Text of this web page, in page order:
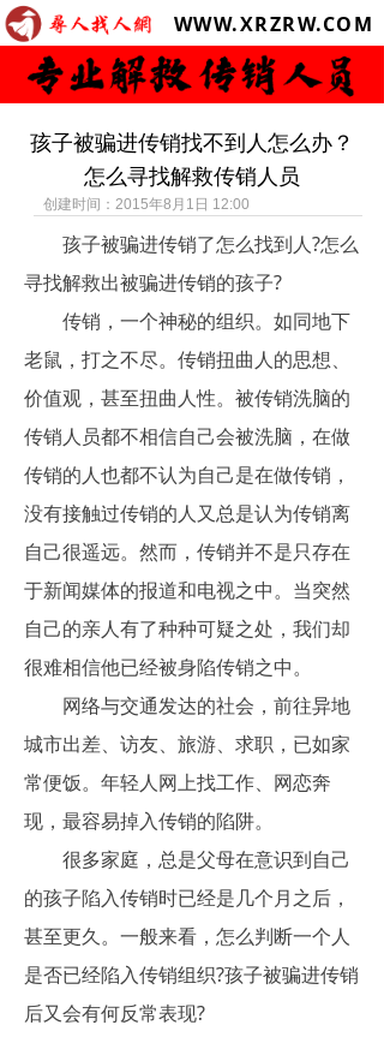
WWW.XRZRW.COM
孩子被骗进传销找不到人怎么办？
怎么寻找解救传销人员
孩子被骗进传销了怎么找到人?怎么
寻找解救出被骗进传销的孩子?
传销，一个神秘的组织。如同地下
老鼠，打之不尽。传销扭曲人的思想、
价值观，甚至扭曲人性。被传销洗脑的
传销人员都不相信自己会被洗脑，在做
传销的人也都不认为自己是在做传销，
没有接触过传销的人又总是认为传销离
自己很遥远。然而，传销并不是只存在
于新闻媒体的报道和电视之中。当突然
自己的亲人有了种种可疑之处，我们却
很难相信他已经被身陷传销之中。
网络与交通发达的社会，前往异地
城市出差、访友、旅游、求职，已如家
常便饭。年轻人网上找工作、网恋奔
现，最容易掉入传销的陷阱。
很多家庭，总是父母在意识到自己
的孩子陷入传销时已经是几个月之后，
甚至更久。一般来看，怎么判断一个人
是否已经陷入传销组织?孩子被骗进传销
后又会有何反常表现?
创建时间： 2015年8月1日 12:00